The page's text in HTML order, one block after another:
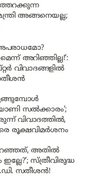
അങ്ങനെയല്ല;
അറിഞ്ഞില്ല!’:
വിവാദങ്ങളിൽ
സൽക്കാരം’;
വിവാദത്തിൽ,
രൂക്ഷവിമർശനം
അതിൽ
സ്ത്രീവിരുദ്ധ
സതീശൻ!